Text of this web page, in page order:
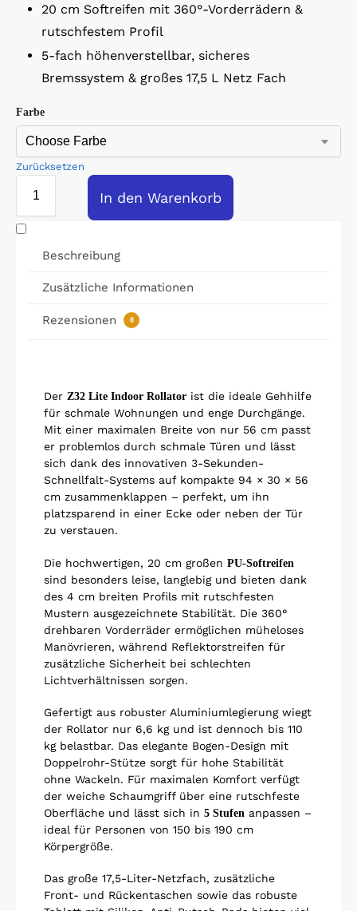
20 cm Softreifen mit 360°-Vorderrädern &
rutschfestem Profil
5-fach höhenverstellbar, sicheres
Bremssystem & großes 17,5 L Netz Fach
Farbe
Zurücksetzen
In den Warenkorb
Beschreibung
Zusätzliche Informationen
Rezensionen 0
Der Z32 Lite Indoor Rollator ist die ideale Gehhilfe
für schmale Wohnungen und enge Durchgänge.
Mit einer maximalen Breite von nur 56 cm passt
er problemlos durch schmale Türen und lässt
sich dank des innovativen 3-Sekunden-
Schnellfalt-Systems auf kompakte 94 × 30 × 56
cm zusammenklappen – perfekt, um ihn
platzsparend in einer Ecke oder neben der Tür
zu verstauen.
Die hochwertigen, 20 cm großen PU-Softreifen
sind besonders leise, langlebig und bieten dank
des 4 cm breiten Profils mit rutschfesten
Mustern ausgezeichnete Stabilität. Die 360°
drehbaren Vorderräder ermöglichen müheloses
Manövrieren, während Reflektorstreifen für
zusätzliche Sicherheit bei schlechten
Lichtverhältnissen sorgen.
Gefertigt aus robuster Aluminiumlegierung wiegt
der Rollator nur 6,6 kg und ist dennoch bis 110
kg belastbar. Das elegante Bogen-Design mit
Doppelrohr-Stütze sorgt für hohe Stabilität
ohne Wackeln. Für maximalen Komfort verfügt
der weiche Schaumgriff über eine rutschfeste
Oberfläche und lässt sich in 5 Stufen anpassen –
ideal für Personen von 150 bis 190 cm
Körpergröße.
Das große 17,5-Liter-Netzfach, zusätzliche
Front- und Rückentaschen sowie das robuste